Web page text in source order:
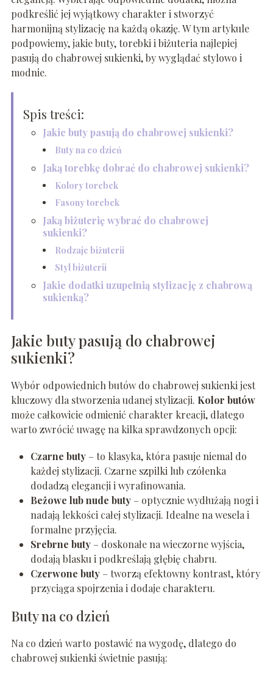
podkreślić jej wyjątkowy charakter i stworzyć
harmonijną stylizację na każdą okazję. W tym artykule
podpowiemy, jakie buty, torebki i biżuteria najlepiej
pasują do chabrowej sukienki, by wyglądać stylowo i
modnie.
Spis treści:
Jakie buty pasują do chabrowej sukienki?
Buty na co dzień
Jaką torebkę dobrać do chabrowej sukienki?
Kolory torebek
Fasony torebek
Jaką biżuterię wybrać do chabrowej
sukienki?
Rodzaje biżuterii
Styl biżuterii
Jakie dodatki uzupełnią stylizację z chabrową
sukienką?
Jakie buty pasują do chabrowej
sukienki?
Wybór odpowiednich butów do chabrowej sukienki jest
kluczowy dla stworzenia udanej stylizacji. Kolor butów
może całkowicie odmienić charakter kreacji, dlatego
warto zwrócić uwagę na kilka sprawdzonych opcji:
Czarne buty– to klasyka, która pasuje niemal do
każdej stylizacji. Czarne szpilki lub czółenka
dodadzą elegancji i wyrafinowania.
Beżowe lub nude buty– optycznie wydłużają nogi i
nadają lekkości całej stylizacji. Idealne na wesela i
formalne przyjęcia.
Srebrne buty– doskonałe na wieczorne wyjścia,
dodają blasku i podkreślają głębię chabru.
Czerwone buty– tworzą efektowny kontrast, który
przyciąga spojrzenia i dodaje charakteru.
Buty na co dzień
Na co dzień warto postawić na wygodę, dlatego do
chabrowej sukienki świetnie pasują: